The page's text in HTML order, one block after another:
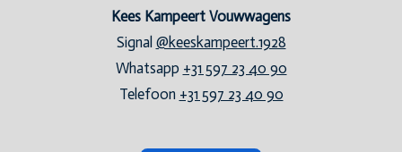
Kees Kampeert Vouwwagens
Signal @keeskampeert.1928
Whatsapp +31 597 23 40 90
Telefoon +31 597 23 40 90